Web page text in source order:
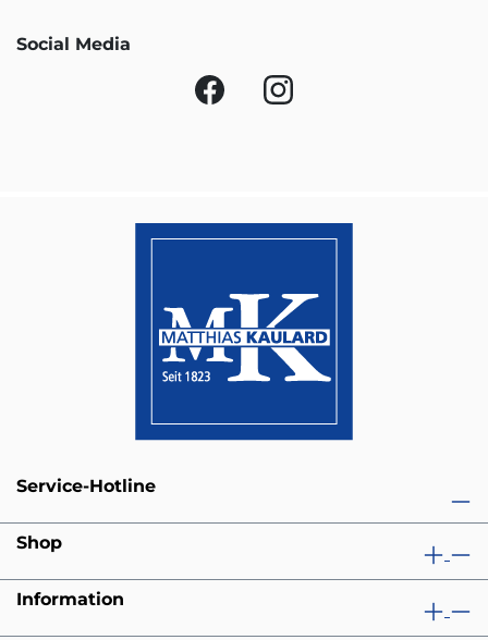
Social Media
Service-Hotline
Shop
Information